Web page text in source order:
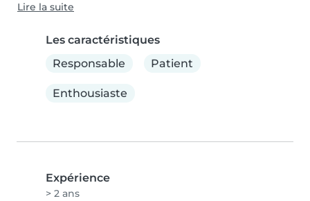
Lire la suite
Les caractéristiques
Responsable
Patient
Enthousiaste
Expérience
> 2 ans